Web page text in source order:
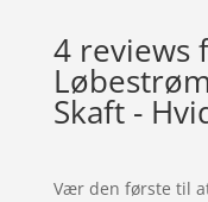
4 reviews
Skaft -
Vær den første til